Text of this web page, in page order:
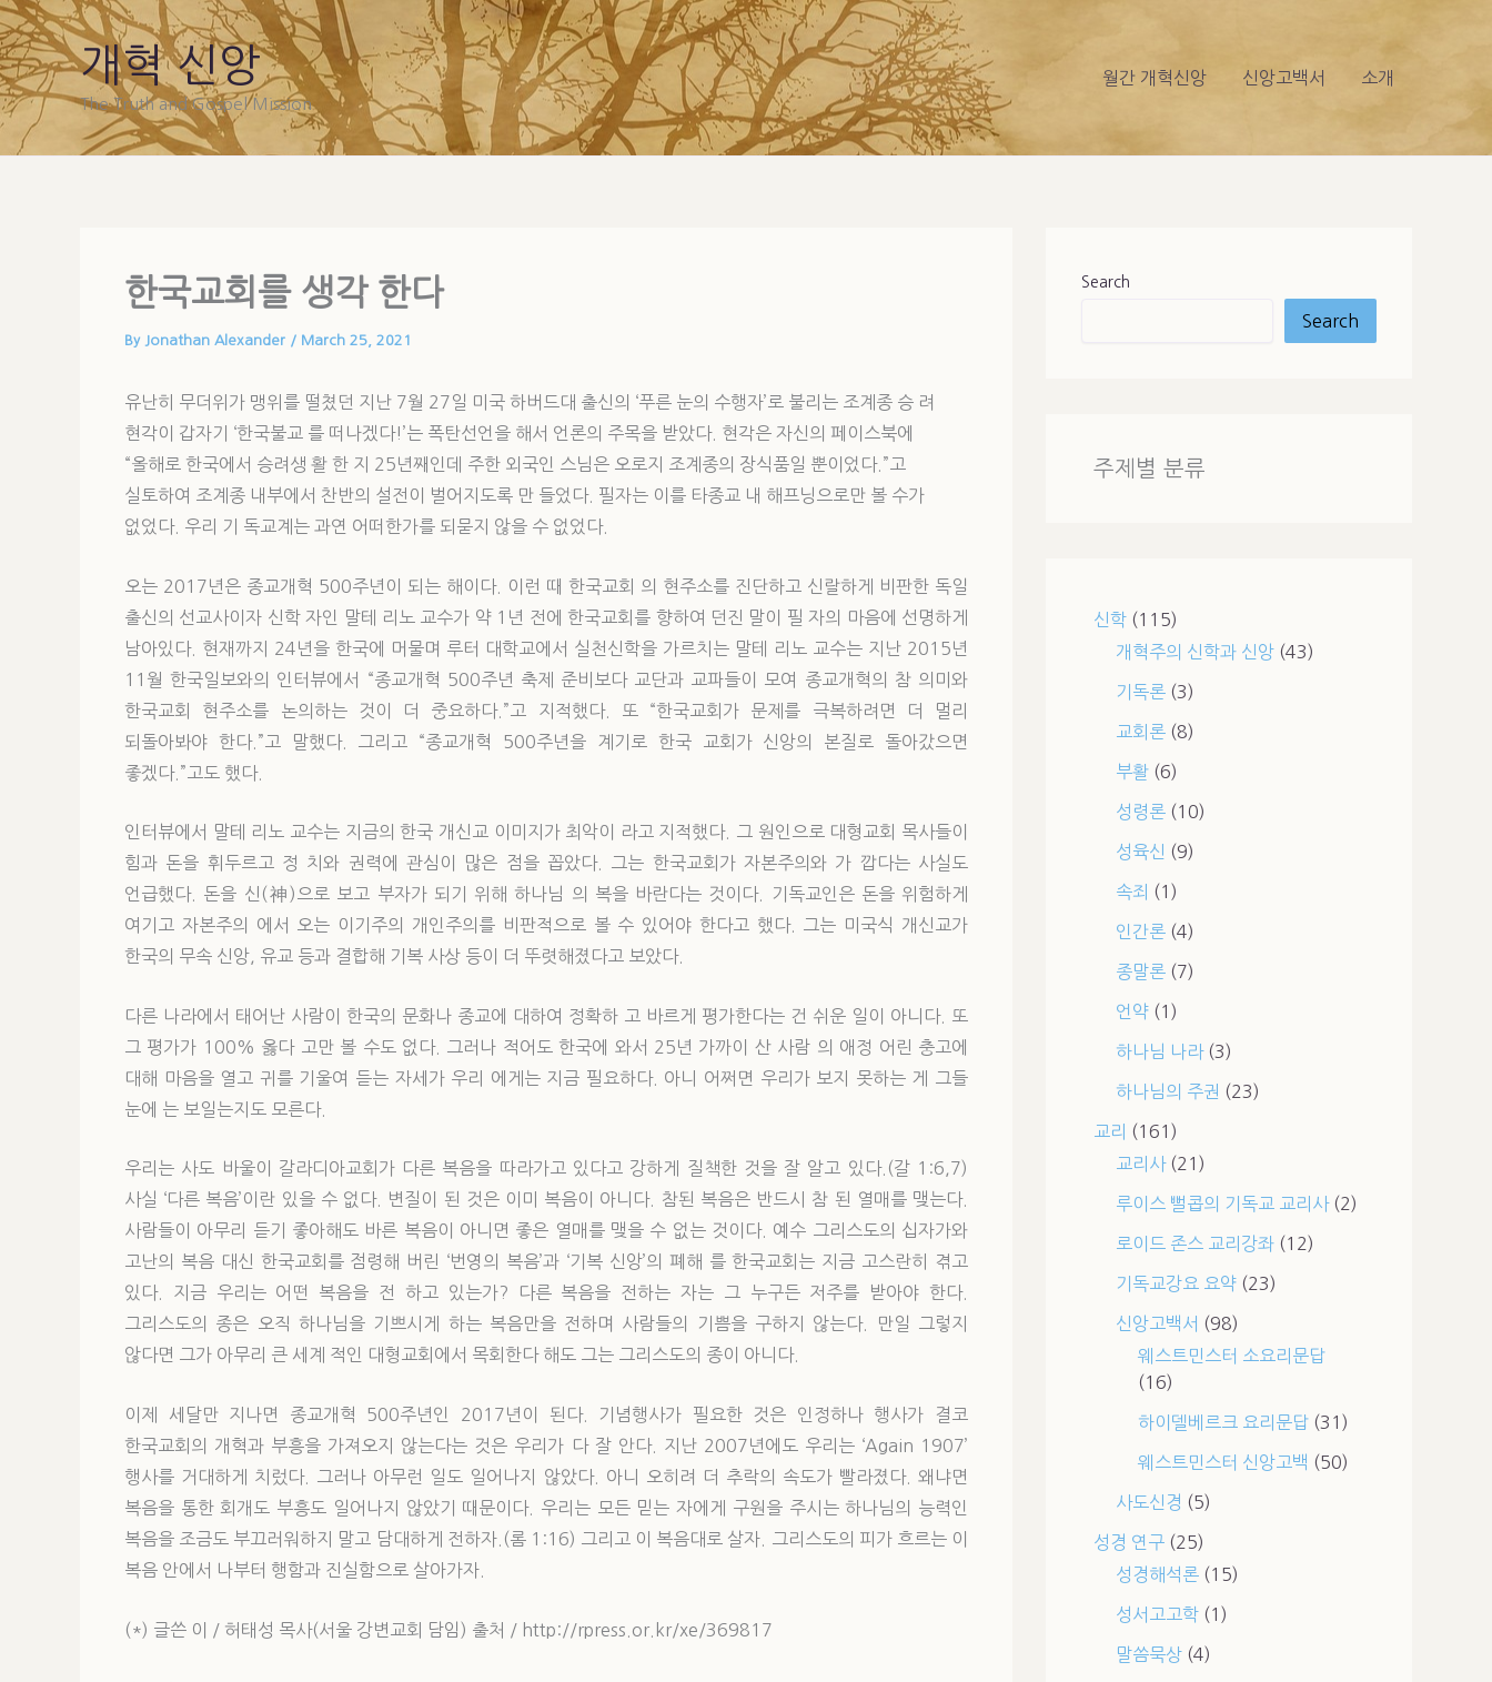
Skip
to
content
개혁 신앙
The Truth and Gospel Mission
월간 개혁신앙 신앙고백서 소개
한국교회를 생각 한다
By Jonathan Alexander / March 25, 2021
유난히 무더위가 맹위를 떨쳤던 지난 7월 27일 미국 하버드대 출신의 ‘푸른 눈의 수행자’로 불리는 조계종 승 려
현각이 갑자기 ‘한국불교 를 떠나겠다!’는 폭탄선언을 해서 언론의 주목을 받았다. 현각은 자신의 페이스북에
“올해로 한국에서 승려생 활 한 지 25년째인데 주한 외국인 스님은 오로지 조계종의 장식품일 뿐이었다.”고
실토하여 조계종 내부에서 찬반의 설전이 벌어지도록 만 들었다. 필자는 이를 타종교 내 해프닝으로만 볼 수가
없었다. 우리 기 독교계는 과연 어떠한가를 되묻지 않을 수 없었다.
오는 2017년은 종교개혁 500주년이 되는 해이다. 이런 때 한국교회 의 현주소를 진단하고 신랄하게 비판한 독일
출신의 선교사이자 신학 자인 말테 리노 교수가 약 1년 전에 한국교회를 향하여 던진 말이 필 자의 마음에 선명하게
남아있다. 현재까지 24년을 한국에 머물며 루터 대학교에서 실천신학을 가르치는 말테 리노 교수는 지난 2015년
11월 한국일보와의 인터뷰에서 “종교개혁 500주년 축제 준비보다 교단과 교파들이 모여 종교개혁의 참 의미와
한국교회 현주소를 논의하는 것이 더 중요하다.”고 지적했다. 또 “한국교회가 문제를 극복하려면 더 멀리
되돌아봐야 한다.”고 말했다. 그리고 “종교개혁 500주년을 계기로 한국 교회가 신앙의 본질로 돌아갔으면
좋겠다.”고도 했다.
인터뷰에서 말테 리노 교수는 지금의 한국 개신교 이미지가 최악이 라고 지적했다. 그 원인으로 대형교회 목사들이
힘과 돈을 휘두르고 정 치와 권력에 관심이 많은 점을 꼽았다. 그는 한국교회가 자본주의와 가 깝다는 사실도
언급했다. 돈을 신(神)으로 보고 부자가 되기 위해 하나님 의 복을 바란다는 것이다. 기독교인은 돈을 위험하게
여기고 자본주의 에서 오는 이기주의 개인주의를 비판적으로 볼 수 있어야 한다고 했다. 그는 미국식 개신교가
한국의 무속 신앙, 유교 등과 결합해 기복 사상 등이 더 뚜렷해졌다고 보았다.
다른 나라에서 태어난 사람이 한국의 문화나 종교에 대하여 정확하 고 바르게 평가한다는 건 쉬운 일이 아니다. 또
그 평가가 100% 옳다 고만 볼 수도 없다. 그러나 적어도 한국에 와서 25년 가까이 산 사람 의 애정 어린 충고에
대해 마음을 열고 귀를 기울여 듣는 자세가 우리 에게는 지금 필요하다. 아니 어쩌면 우리가 보지 못하는 게 그들
눈에 는 보일는지도 모른다.
우리는 사도 바울이 갈라디아교회가 다른 복음을 따라가고 있다고 강하게 질책한 것을 잘 알고 있다.(갈 1:6,7)
사실 ‘다른 복음’이란 있을 수 없다. 변질이 된 것은 이미 복음이 아니다. 참된 복음은 반드시 참 된 열매를 맺는다.
사람들이 아무리 듣기 좋아해도 바른 복음이 아니면 좋은 열매를 맺을 수 없는 것이다. 예수 그리스도의 십자가와
고난의 복음 대신 한국교회를 점령해 버린 ‘번영의 복음’과 ‘기복 신앙’의 폐해 를 한국교회는 지금 고스란히 겪고
있다. 지금 우리는 어떤 복음을 전 하고 있는가? 다른 복음을 전하는 자는 그 누구든 저주를 받아야 한다.
그리스도의 종은 오직 하나님을 기쁘시게 하는 복음만을 전하며 사람들의 기쁨을 구하지 않는다. 만일 그렇지
않다면 그가 아무리 큰 세계 적인 대형교회에서 목회한다 해도 그는 그리스도의 종이 아니다.
이제 세달만 지나면 종교개혁 500주년인 2017년이 된다. 기념행사가 필요한 것은 인정하나 행사가 결코
한국교회의 개혁과 부흥을 가져오지 않는다는 것은 우리가 다 잘 안다. 지난 2007년에도 우리는 ‘Again 1907’
행사를 거대하게 치렀다. 그러나 아무런 일도 일어나지 않았다. 아니 오히려 더 추락의 속도가 빨라졌다. 왜냐면
복음을 통한 회개도 부흥도 일어나지 않았기 때문이다. 우리는 모든 믿는 자에게 구원을 주시는 하나님의 능력인
복음을 조금도 부끄러워하지 말고 담대하게 전하자.(롬 1:16) 그리고 이 복음대로 살자. 그리스도의 피가 흐르는 이
복음 안에서 나부터 행함과 진실함으로 살아가자.
(*) 글쓴 이 / 허태성 목사(서울 강변교회 담임) 출처 / http://rpress.or.kr/xe/369817
Search
Search
주제별 분류
신학(115)
개혁주의 신학과 신앙(43)
기독론(3)
교회론(8)
부활(6)
성령론(10)
성육신 (9)
속죄 (1)
인간론(4)
종말론(7)
언약(1)
하나님 나라(3)
하나님의 주권 (23)
교리 (161)
교리사(21)
루이스 뻘콥의 기독교 교리사(2)
로이드 존스 교리강좌(12)
기독교강요 요약(23)
신앙고백서 (98)
웨스트민스터 소요리문답
(16)
하이델베르크 요리문답(31)
웨스트민스터 신앙고백 (50)
사도신경 (5)
성경 연구(25)
성경해석론(15)
성서고고학(1)
말씀묵상(4)